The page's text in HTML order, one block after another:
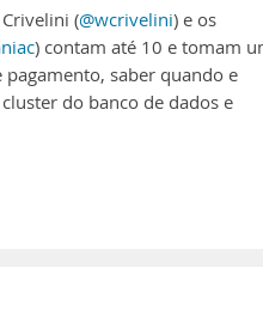
(@wcrivelini) e os
) contam até 10 e tomam
saber quando e
do banco de dados e